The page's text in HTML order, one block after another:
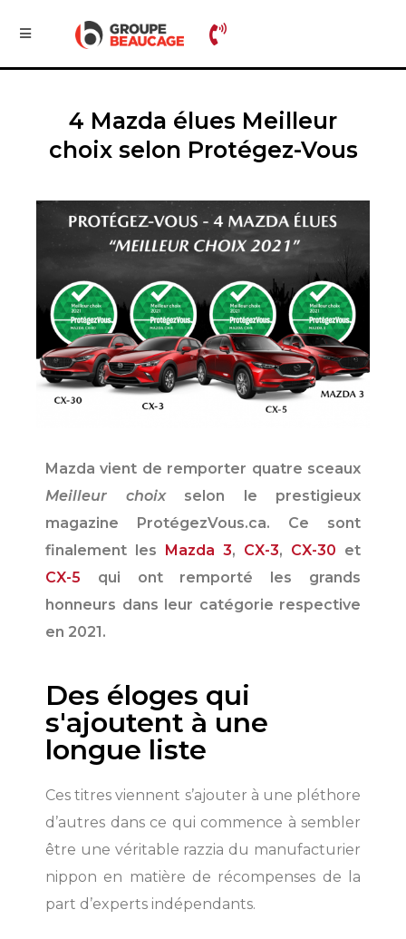
4 Mazda élues Meilleur
choix selon Protégez-Vous
Mazda vient de remporter quatre sceaux
Meilleur choixselon le prestigieux
magazine ProtégezVous.ca. Ce sont
finalement les
Mazda 3, CX-3, CX-30 et
CX-5 qui ont remporté les grands
honneurs dans leur catégorie respective
en 2021.
Des éloges qui
s'ajoutent à une
longue liste
Ces titres viennent s’ajouter à une pléthore
d’autres dans ce qui commence à sembler
être une véritable razzia du manufacturier
nippon en matière de récompenses de la
part d’experts indépendants.